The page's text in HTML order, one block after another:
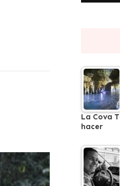
La Cova
hacer